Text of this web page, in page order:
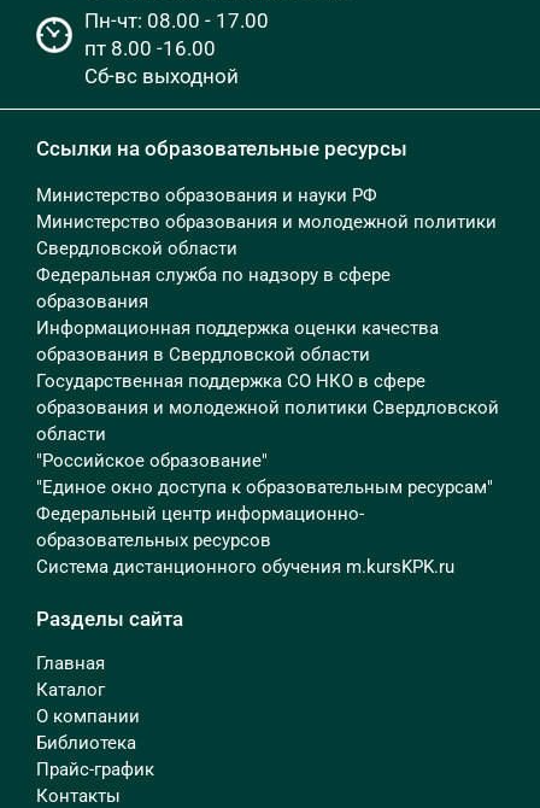
Пн-чт: 08.00 - 17.00
пт 8.00 -16.00
Сб-вс выходной
Ссылки на образовательные ресурсы
Министерство образования и науки РФ
Министерство образования и молодежной политики
Свердловской области
Федеральная служба по надзору в сфере
образования
Информационная поддержка оценки качества
образования в Свердловской области
Государственная поддержка СО НКО в сфере
образования и молодежной политики Свердловской
области
"Российское образование"
"Единое окно доступа к образовательным ресурсам"
Федеральный центр информационно-
образовательных ресурсов
Система дистанционного обучения m.kursKPK.ru
Разделы сайта
Главная
Каталог
О компании
Библиотека
Прайс-график
Контакты